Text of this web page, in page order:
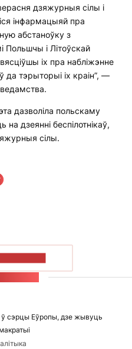
дзяжурныя сілы і
інфармацыяй пра
абстаноўку з
Польшчы і Літоўскай
іх пра набліжэнне
тэрыторыі іх краін”, —
дазволіла польскаму
дзеянні беспілотнікаў,
сілы.
сэрцы Еўропы, дзе жывуць